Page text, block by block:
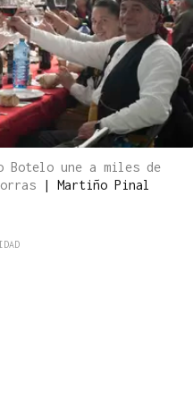
Botelo une a miles de
| Martiño Pinal